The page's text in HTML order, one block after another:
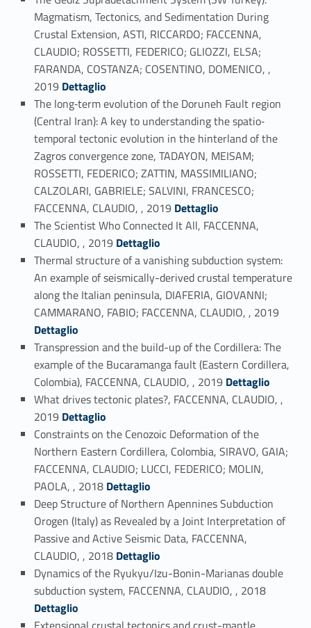
Magmatism, Tectonics, and Sedimentation During
Crustal Extension, ASTI, RICCARDO; FACCENNA,
CLAUDIO; ROSSETTI, FEDERICO; GLIOZZI, ELSA;
FARANDA, COSTANZA; COSENTINO, DOMENICO, ,
2019 Link identifier #identifier_person_133881-66
Dettaglio
The long‐term evolution of the Doruneh Fault region
(Central Iran): A key to understanding the spatio‐
temporal tectonic evolution in the hinterland of the
Zagros convergence zone, TADAYON, MEISAM;
ROSSETTI, FEDERICO; ZATTIN, MASSIMILIANO;
CALZOLARI, GABRIELE; SALVINI, FRANCESCO;
FACCENNA, CLAUDIO, , 2019 Link identifier #identifier_person_44352-67
Dettaglio
The Scientist Who Connected It All, FACCENNA,
CLAUDIO, , 2019 Link identifier #identifier_person_90745-68
Dettaglio
Thermal structure of a vanishing subduction system:
An example of seismically-derived crustal temperature
along the Italian peninsula, DIAFERIA, GIOVANNI;
CAMMARANO, FABIO; FACCENNA, CLAUDIO, , 2019
Dettaglio
Transpression and the build-up of the Cordillera: The
example of the Bucaramanga fault (Eastern Cordillera,
Colombia), FACCENNA, CLAUDIO, , 2019 Link identifier #identifier_person_47226-70
Dettaglio
What drives tectonic plates?, FACCENNA, CLAUDIO, ,
2019 Link identifier #identifier_person_2345-71
Dettaglio
Constraints on the Cenozoic Deformation of the
Northern Eastern Cordillera, Colombia, SIRAVO, GAIA;
FACCENNA, CLAUDIO; LUCCI, FEDERICO; MOLIN,
PAOLA, , 2018Link identifier #identifier_person_133640-72
Dettaglio
Deep Structure of Northern Apennines Subduction
Orogen (Italy) as Revealed by a Joint Interpretation of
Passive and Active Seismic Data, FACCENNA,
CLAUDIO, , 2018Link identifier #identifier_person_73031-73
Dettaglio
Dynamics of the Ryukyu/Izu-Bonin-Marianas double
subduction system, FACCENNA, CLAUDIO, , 2018Link identifier #identifier_person_156370-74
Dettaglio